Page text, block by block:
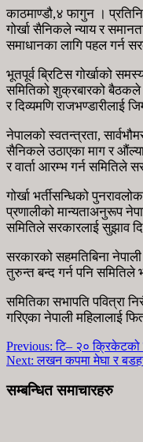
काठमाण्डौ,४ फागुन ।
गोर्खा सैनिकले न्याय र
समाधानका लागि पहल गर्न
भूतपूर्व ब्रिटिस गोर्खाको
समितिको शुक्रबारको
र दिव्यमणि राजभण्डारीलाई
नेपालको स्वतन्त्रता,
सैनिकले उठाएका माग र
र वार्ता आरम्भ गर्न समितिले
गोर्खा भर्तीसन्धिको
प्रणालीको मान्यताअनुरूप
समितिले सरकारलाई सुझाव
सरकारको सहमतिबिना नेपाली
तुरुन्त बन्द गर्न पनि
समितिका सभापति पवित्रा
गरिएका नेपाली महिलालाई
Previous: टि– २० क्रिकेटको
Next: लखन कपमा मेघा र
सम्बन्धित समाचारहरु